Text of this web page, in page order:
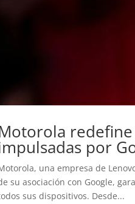
por
una empresa de
su asociación con Google,
sus dispositivos. Desde...